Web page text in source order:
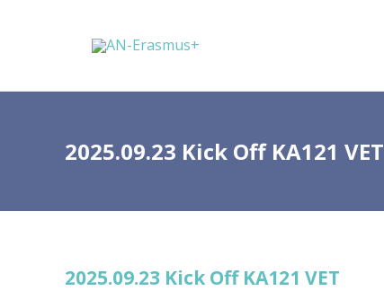
2025.09.23 Kick Off KA121 VET
2025.09.23 Kick Off KA121 VET